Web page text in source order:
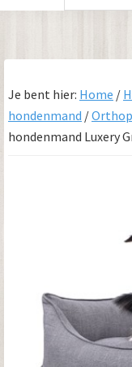
Je bent hier: Home /
hondenmand /
hondenmand Luxery